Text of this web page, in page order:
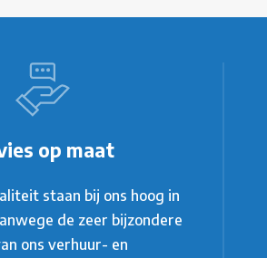
op maat
staan bij ons hoog in
de zeer bijzondere
ons verhuur- en